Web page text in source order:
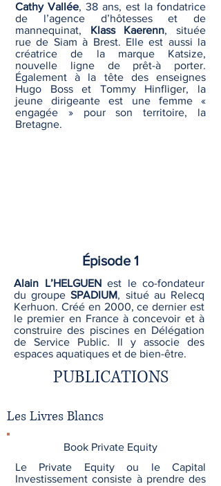
Cathy Vallée, 38 ans, est la fondatrice
de l’agence d’hôtesses et de
mannequinat, Klass Kaerenn, située
rue de Siam à Brest. Elle est aussi la
créatrice de la marque Katsize,
nouvelle ligne de prêt-à porter.
Également à la tête des enseignes
Hugo Boss et Tommy Hinfliger, la
jeune dirigeante est une femme «
engagée » pour son territoire, la
Bretagne.
Épisode 1
Alain L’HELGUENest le co-fondateur
du groupeSPADIUM, situé au Relecq
Kerhuon. Créé en 2000, ce dernier est
le premier en France à concevoir et à
construire des piscines en Délégation
de Service Public. Il y associe des
espaces aquatiques et de bien-être.
PUBLICATIONS
Les Livres Blancs
Book Private Equity
Le Private Equity ou le Capital
Investissement consiste à prendre des